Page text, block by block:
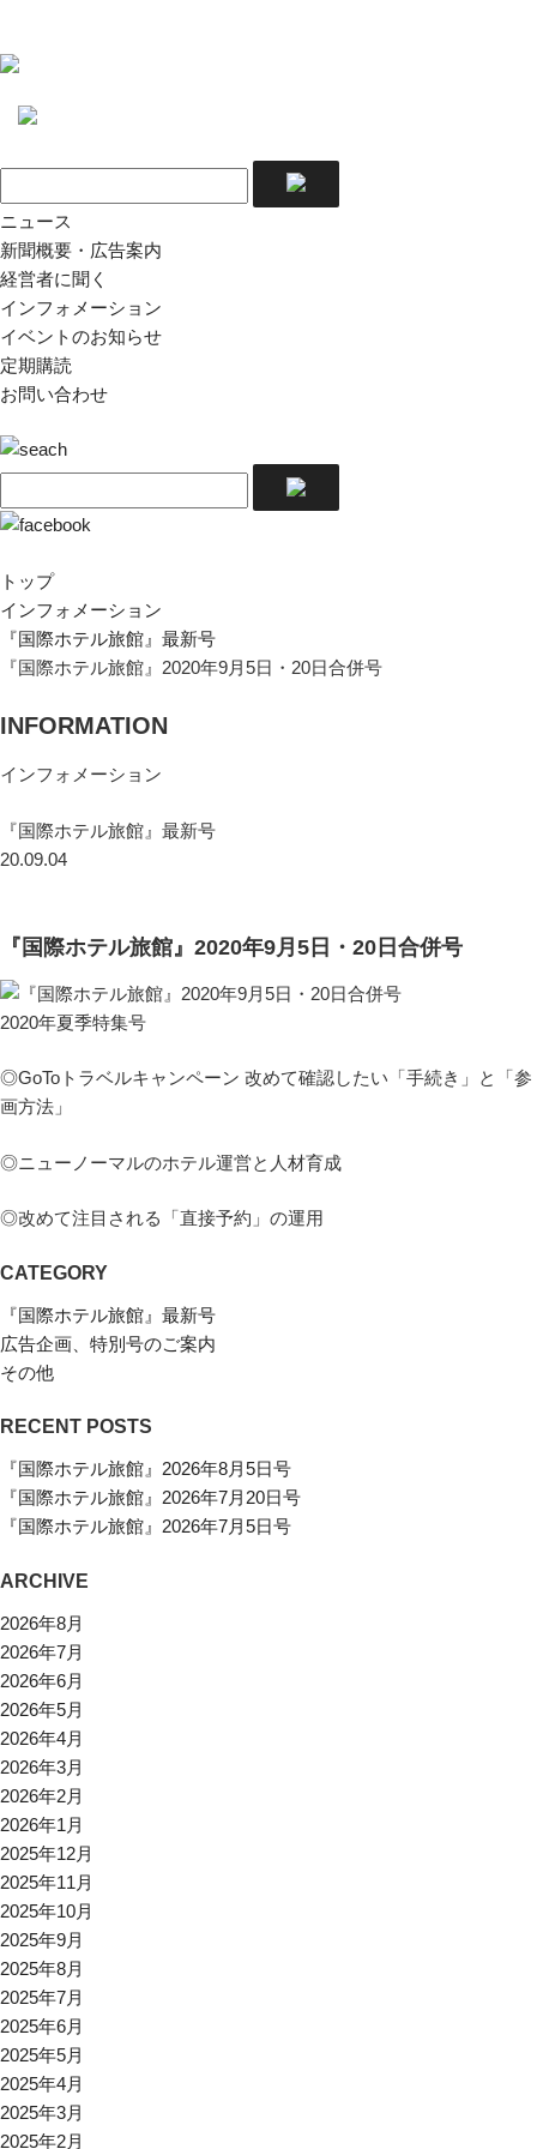
ニュース
新聞概要・広告案内
経営者に聞く
インフォメーション
イベントのお知らせ
定期購読
お問い合わせ
トップ
インフォメーション
『国際ホテル旅館』最新号
『国際ホテル旅館』2020年9月5日・20日合併号
INFORMATION
インフォメーション
『国際ホテル旅館』最新号
20.09.04
『国際ホテル旅館』2020年9月5日・20日合併号
2020年夏季特集号
◎GoToトラベルキャンペーン 改めて確認したい「手続き」と「参
画方法」
◎ニューノーマルのホテル運営と人材育成
◎改めて注目される「直接予約」の運用
CATEGORY
『国際ホテル旅館』最新号
広告企画、特別号のご案内
その他
RECENT POSTS
『国際ホテル旅館』2026年8月5日号
『国際ホテル旅館』2026年7月20日号
『国際ホテル旅館』2026年7月5日号
ARCHIVE
2026年8月
2026年7月
2026年6月
2026年5月
2026年4月
2026年3月
2026年2月
2026年1月
2025年12月
2025年11月
2025年10月
2025年9月
2025年8月
2025年7月
2025年6月
2025年5月
2025年4月
2025年3月
2025年2月